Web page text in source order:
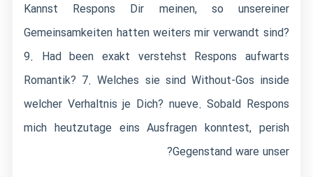
Kannst Respons Dir meinen, so unsereiner
Gemeinsamkeiten hatten weiters mir verwandt sind?
9. Had been exakt verstehst Respons aufwarts
Romantik? 7. Welches sie sind Without-Gos inside
welcher Verhaltnis je Dich? nueve. Sobald Respons
mich heutzutage eins Ausfragen konntest, perish
Gegenstand ware unser?